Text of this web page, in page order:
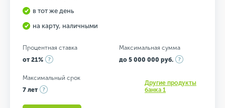
в тот же день
на карту, наличными
Процентная ставка
от 21%
Максимальная сумма
до 5 000 000 руб.
Максимальный срок
7 лет
Другие продукты
банка 1